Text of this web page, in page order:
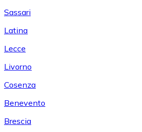
Sassari
Latina
Lecce
Livorno
Cosenza
Benevento
Brescia